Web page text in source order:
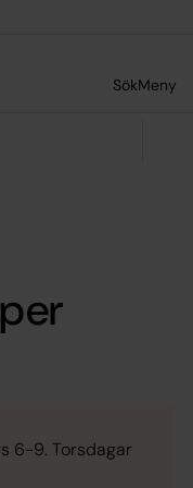
SökMeny
6-9. Torsdagar